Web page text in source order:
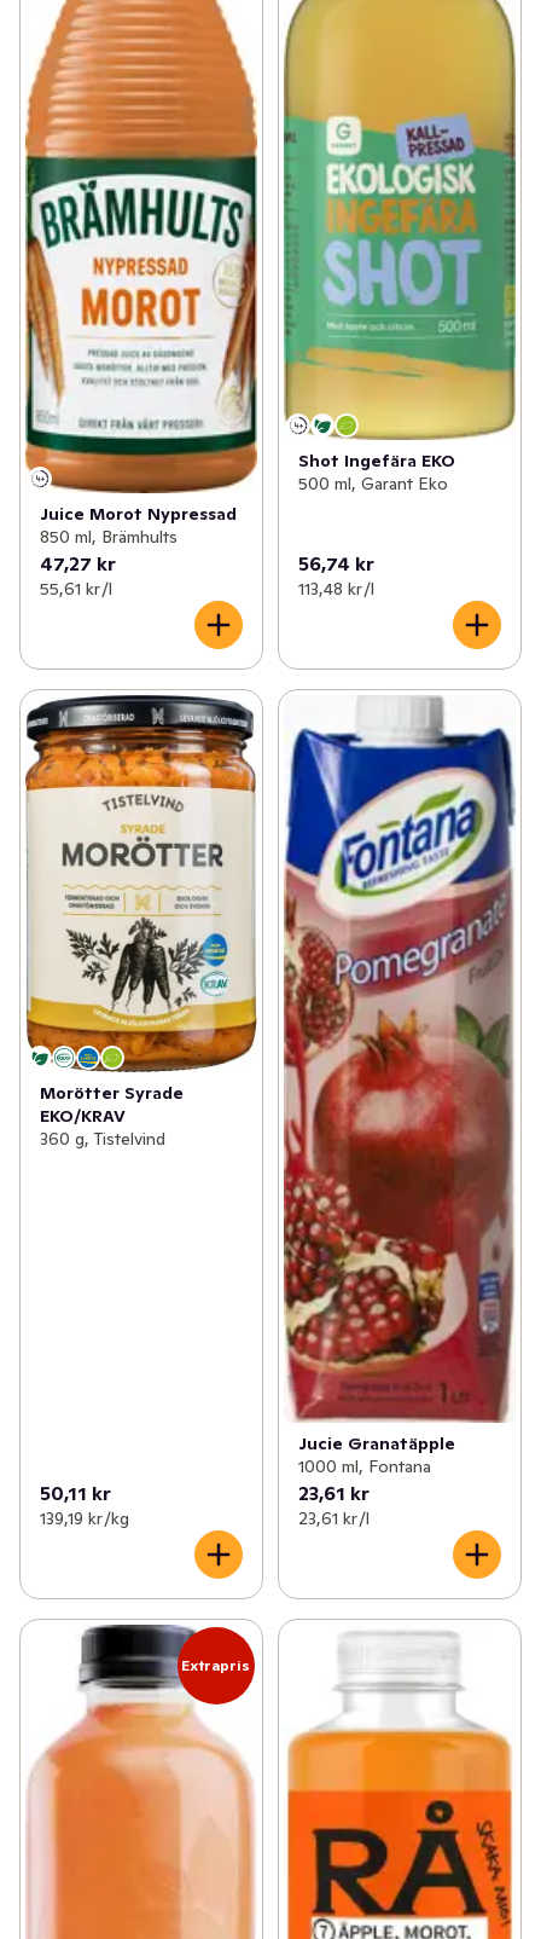
Juice Morot Nypressad
850 ml, Brämhults
47,27 kr
55,61 kr /l
Shot Ingefära EKO
500 ml, Garant Eko
56,74 kr
113,48 kr /l
Morötter Syrade
EKO/KRAV
360 g, Tistelvind
50,11 kr
139,19 kr /kg
Jucie Granatäpple
1000 ml, Fontana
23,61 kr
23,61 kr /l
Extrapris